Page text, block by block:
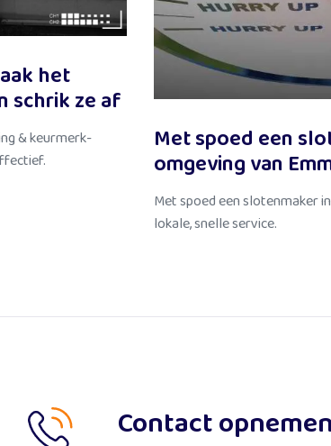
het
schrik ze af
& keurmerk-
Met spoed een
omgeving van
Met spoed een slotenmaker
lokale, snelle service.
Contact opnemen